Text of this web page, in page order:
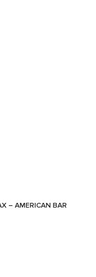
– AMERICAN BAR